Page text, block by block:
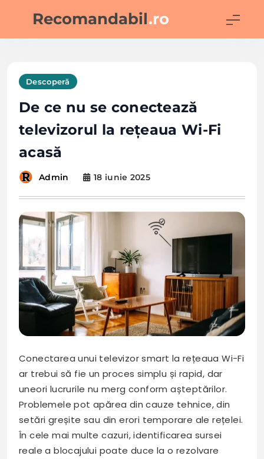
Recomandabil.ro
Descoperă
De ce nu se conectează
televizorul la rețeaua Wi-Fi
acasă
Admin 18 iunie 2025
Conectarea unui televizor smart la rețeaua Wi-Fi
ar trebui să fie un proces simplu și rapid, dar
uneori lucrurile nu merg conform așteptărilor.
Problemele pot apărea din cauze tehnice, din
setări greșite sau din erori temporare ale rețelei.
În cele mai multe cazuri, identificarea sursei
reale a blocajului poate duce la o rezolvare